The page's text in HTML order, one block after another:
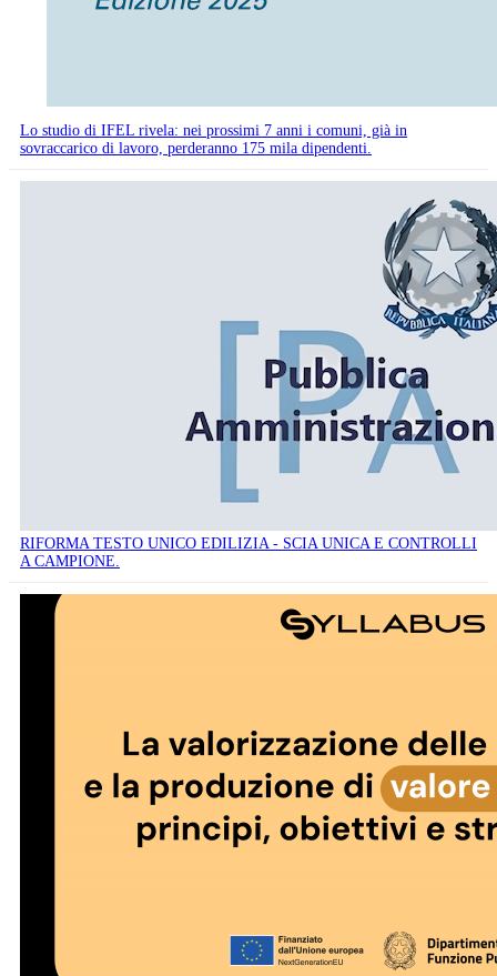
Lo studio di IFEL rivela: nei prossimi 7 anni i comuni, già in
sovraccarico di lavoro, perderanno 175 mila dipendenti.
RIFORMA TESTO UNICO EDILIZIA - SCIA UNICA E CONTROLLI
A CAMPIONE.